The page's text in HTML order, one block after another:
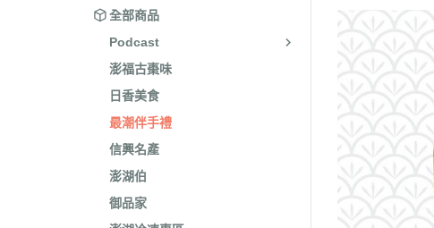
全部商品
Podcast
澎福古棗味
日香美食
最潮伴手禮
信興名產
澎湖伯
御品家